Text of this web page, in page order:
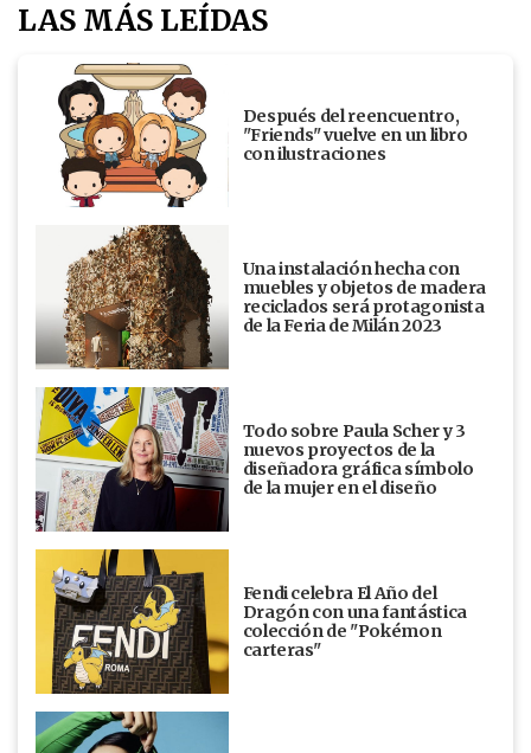
LAS MÁS LEÍDAS
Después del reencuentro,
"Friends" vuelve en un libro
con ilustraciones
Una instalación hecha con
muebles y objetos de madera
reciclados será protagonista
de la Feria de Milán 2023
Todo sobre Paula Scher y 3
nuevos proyectos de la
diseñadora gráfica símbolo
de la mujer en el diseño
Fendi celebra El Año del
Dragón con una fantástica
colección de "Pokémon
carteras"